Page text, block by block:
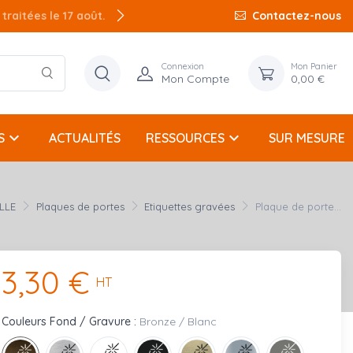
traitées le 17 août. Contactez-nous
Connexion
Mon Compte
Mon Panier
0,00 €
keyboard_arrow_down ACTUALITÉS RESSOURCES keyboard_arrow_down SUR MESURE
Plaques de portes Etiquettes gravées Plaque de porte...
3,30 € HT
Couleurs Fond / Gravure : Bronze / Blanc